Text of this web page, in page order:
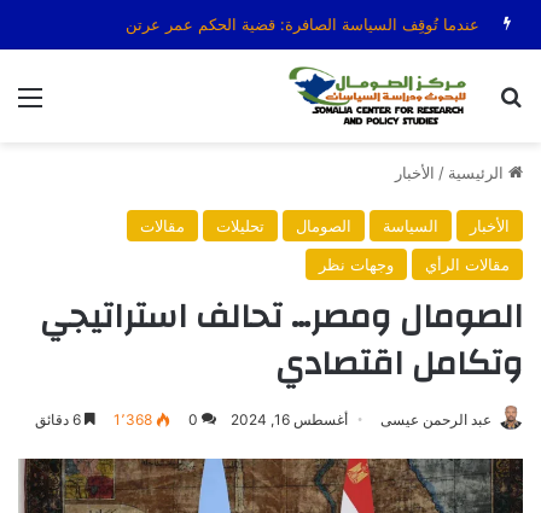
عندما تُوقِف السياسة الصافرة: قضية الحكم عمر عرتن
بحث عن
الرئيسية / الأخبار
الأخبار السياسة الصومال تحليلات
مقالات
مقالات الرأي
وجهات نظر
الصومال ومصر… تحالف استراتيجي
وتكامل اقتصادي
عبد الرحمن عيسى أغسطس 16, 2024 0 1٬368